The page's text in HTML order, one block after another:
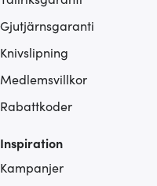
Gjutjärnsgaranti
Knivslipning
Medlemsvillkor
Rabattkoder
Inspiration
Kampanjer